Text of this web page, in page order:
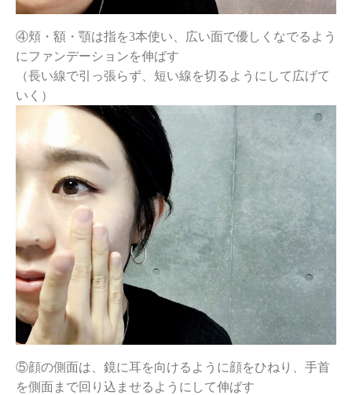
④頬・額・顎は指を3本使い、広い面で優しくなでるよう
にファンデーションを伸ばす
（長い線で引っ張らず、短い線を切るようにして広げて
いく）
⑤顔の側面は、鏡に耳を向けるように顔をひねり、手首
を側面まで回り込ませるようにして伸ばす